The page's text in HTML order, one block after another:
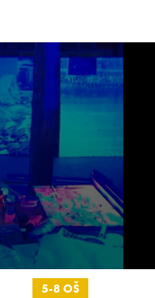
5-8 OŠ